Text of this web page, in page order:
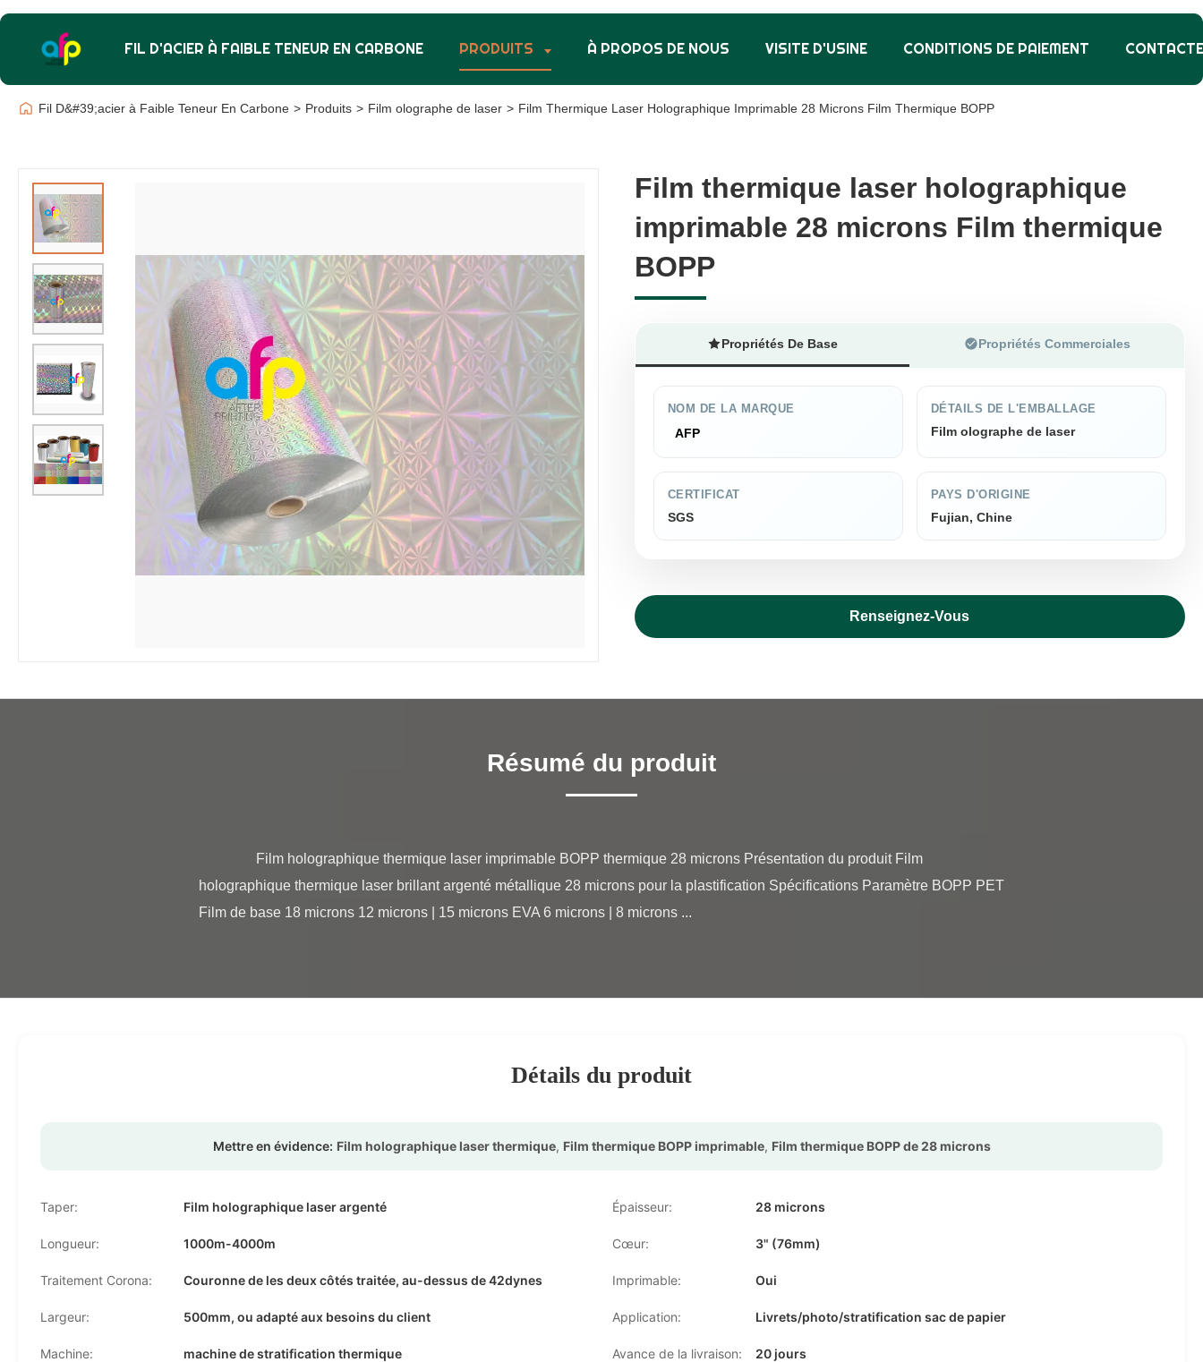
FIL D'ACIER À FAIBLE TENEUR EN CARBONE PRODUITS À PROPOS DE NOUS VISITE D'USINE CONDITIONS DE PAIEMENT
Fil D&#39;acier à Faible Teneur En Carbone > Produits > Film olographe de laser > Film Thermique Laser Holographique Imprimable 28 Microns Film Thermique BOPP
Film thermique laser holographique
imprimable 28 microns Film thermique
BOPP
Film thermique laser holographique
imprimable 28 microns Film thermique
BOPP
Propriétés De Base Propriétés Commerciales
NOM DE LA MARQUE
AFP
DÉTAILS DE L'EMBALLAGE
Film olographe de laser
CERTIFICAT
SGS
PAYS D'ORIGINE
Fujian, Chine
Renseignez-Vous
Résumé du produit
holographique thermique laser brillant argenté métallique 28 microns pour la plastification Spécifications Paramètre BOPP PET
Film de base 18 microns 12 microns | 15 microns EVA 6 microns | 8 microns ...
Détails du produit
Mettre en évidence: Film holographique laser thermique, Film thermique BOPP imprimable, Film thermique BOPP de 28 microns
Taper: Film holographique laser argenté Épaisseur: 28 microns
Longueur: 1000m-4000m Cœur: 3" (76mm)
Traitement Corona: Couronne de les deux côtés traitée, au-dessus de 42dynes Imprimable: Oui
Largeur: 500mm, ou adapté aux besoins du client Application: Livrets/photo/stratification sac de papier
Machine: machine de stratification thermique Avance de la livraison: 20 jours